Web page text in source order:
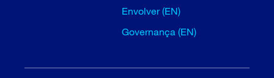
Envolver (EN)
Governança (EN)